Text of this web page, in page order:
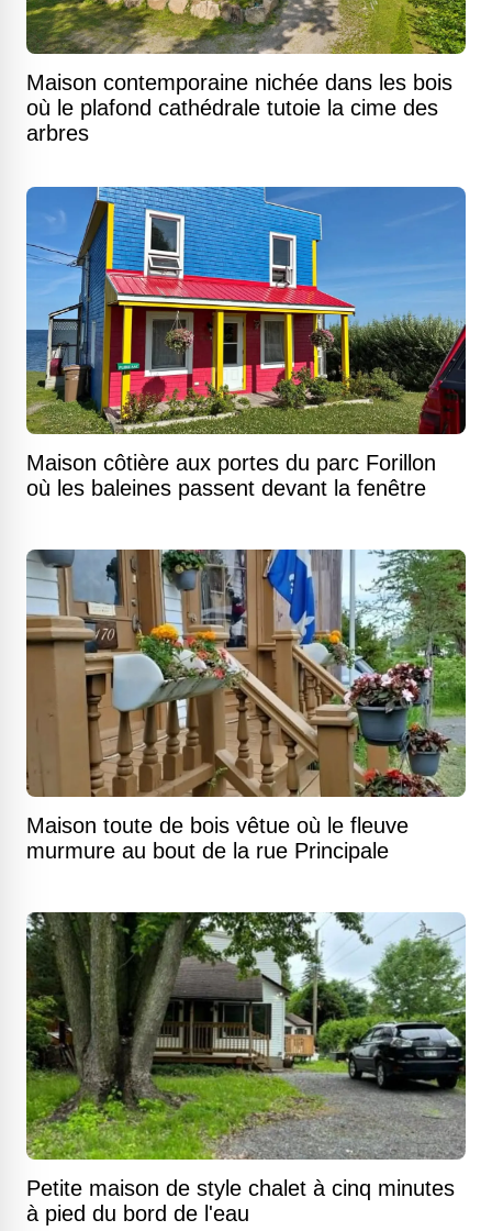
Maison contemporaine nichée dans les bois
où le plafond cathédrale tutoie la cime des
arbres
Maison côtière aux portes du parc Forillon
où les baleines passent devant la fenêtre
Maison toute de bois vêtue où le fleuve
murmure au bout de la rue Principale
Petite maison de style chalet à cinq minutes
à pied du bord de l'eau